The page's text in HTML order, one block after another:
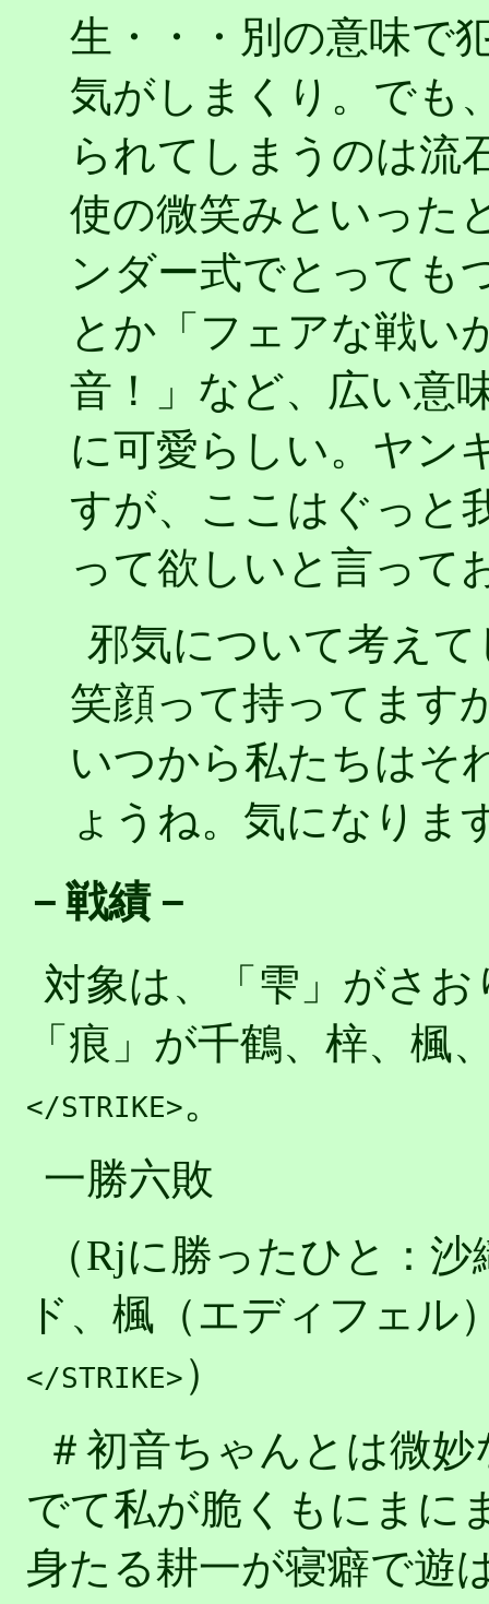
生・・・別の意味で
気がしまくり。でも
られてしまうのは流
使の微笑みといった
ンダー式でとっても
とか「フェアな戦い
音！」など、広い意
に可愛らしい。ヤン
すが、ここはぐっと
って欲しいと言って
邪気について考え
笑顔って持ってます
いつから私たちはそ
ょうね。気になりま
－戦績－
対象は、「雫」がさ
「痕」が千鶴、梓、楓
</STRIKE>。
一勝六敗
（Rjに勝ったひと：
ド、楓（エディフェル
</STRIKE> ）
＃初音ちゃんとは微
でて私が脆くもにまに
身たる耕一が寝癖で遊